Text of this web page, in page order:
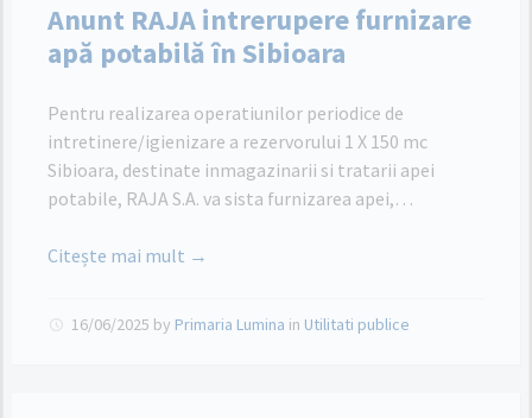
Anunt RAJA intrerupere furnizare
apă potabilă în Sibioara
Pentru realizarea operatiunilor periodice de
intretinere/igienizare a rezervorului 1 X 150 mc
Sibioara, destinate inmagazinarii si tratarii apei
potabile, RAJA S.A. va sista furnizarea apei,…
Citește mai mult →
16/06/2025 by Primaria Lumina in Utilitati publice